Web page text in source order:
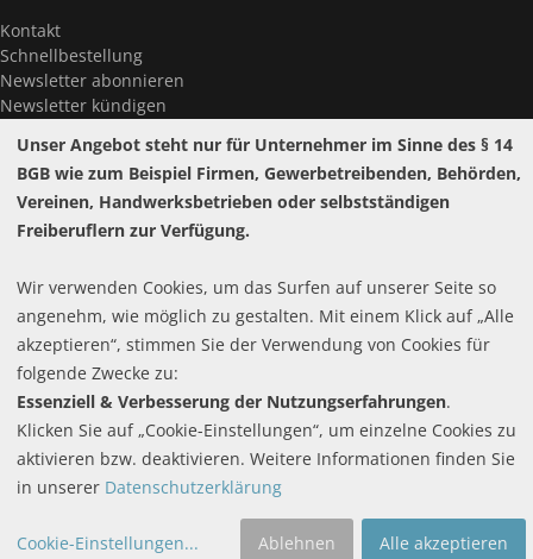
Kontakt
Schnellbestellung
Newsletter abonnieren
Newsletter kündigen
Widerrufsrecht
Pflichttexte
Batteriehinweis
Cookie-Einstellungen
Copyright © hestomed GmbH 2026
Unser Angebot steht nur für Unternehmer im Sinne des § 14
BGB wie zum Beispiel Firmen, Gewerbetreibenden, Behörden,
Vereinen, Handwerksbetrieben oder selbstständigen
Freiberuflern zur Verfügung.
Wir verwenden Cookies, um das Surfen auf unserer Seite so
angenehm, wie möglich zu gestalten. Mit einem Klick auf „Alle
akzeptieren“, stimmen Sie der Verwendung von Cookies für
folgende Zwecke zu:
Essenziell & Verbesserung der Nutzungserfahrungen.
Klicken Sie auf „Cookie-Einstellungen“, um einzelne Cookies zu
aktivieren bzw. deaktivieren. Weitere Informationen finden Sie
in unserer Datenschutzerklärung
Cookie-Einstellungen... Ablehnen Alle akzeptieren